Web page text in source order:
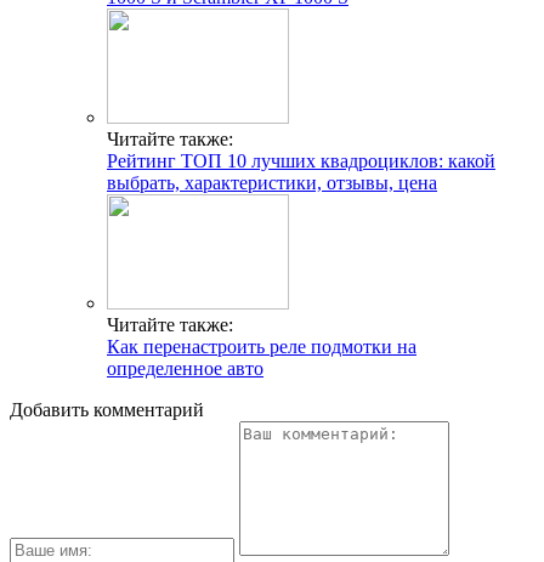
Читайте также:
Рейтинг ТОП 10 лучших квадроциклов: какой
выбрать, характеристики, отзывы, цена
Читайте также:
Как перенастроить реле подмотки на
определенное авто
Добавить комментарий